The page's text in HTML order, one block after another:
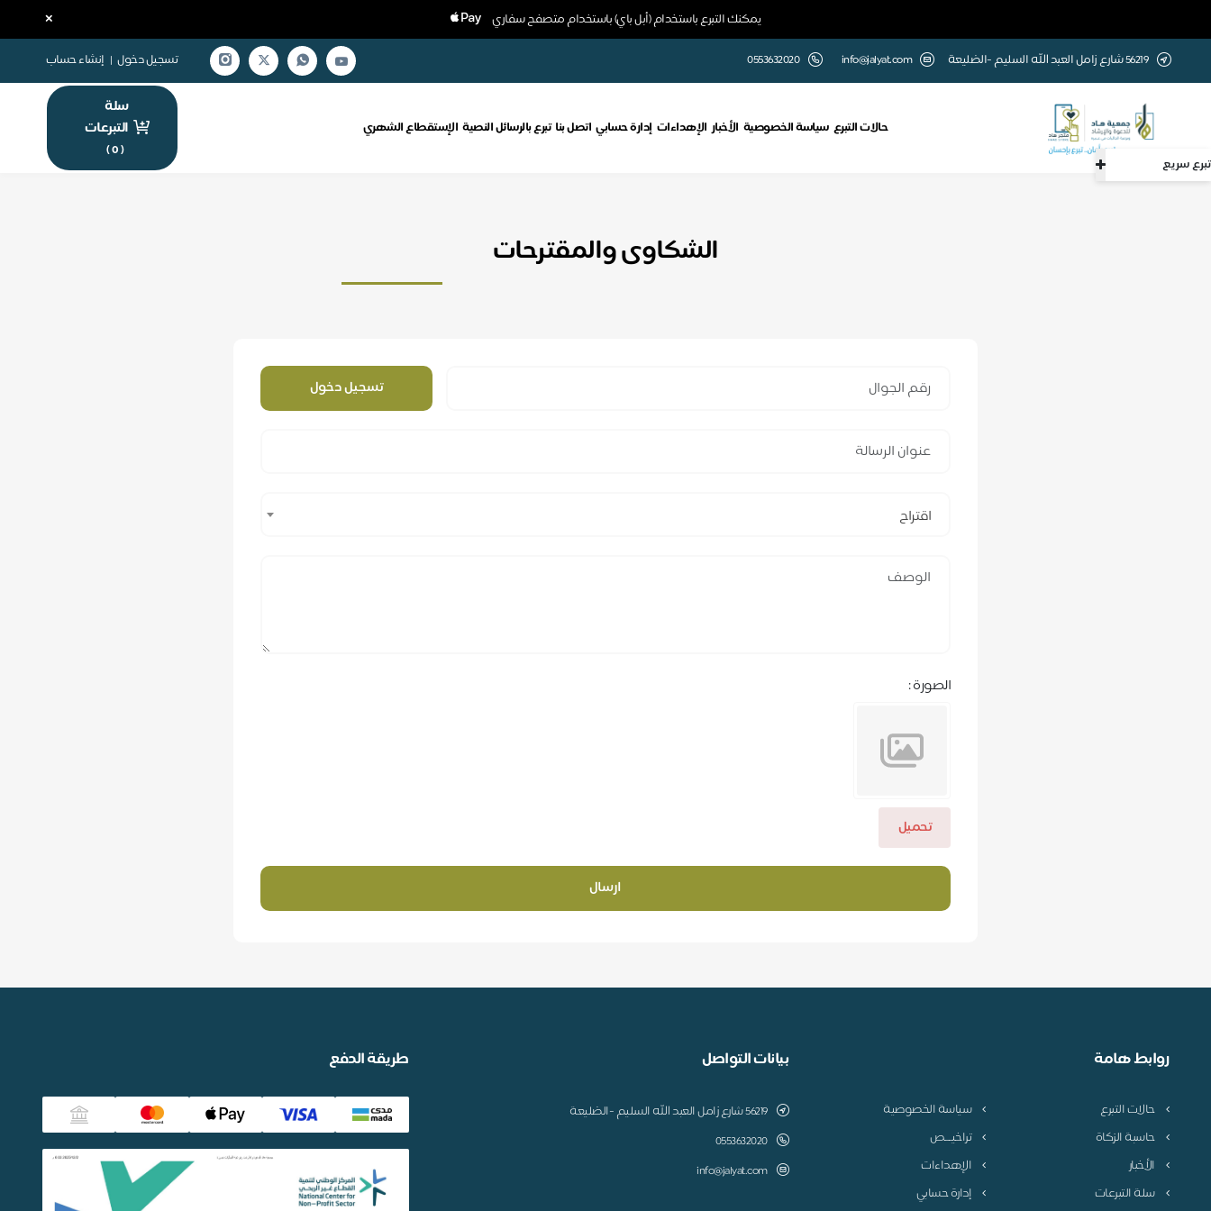
يمكنك التبرع باستخدام (أبل باي) باستخدام متصفح سفاري ×
تبرع سريع
56219 شارع زامل العبد الله السليم -الضليعة info@jalyat.com
0553632020 تسجيل دخول | إنشاء حساب
حالات التبرع سياسة الخصوصية الأخبار الإهداءات إدارة حسابي اتصل بنا تبرع بالرسائل النصية الإستقطاع الشهري
سلة
التبرعات
(
0
)
الشكاوى والمقترحات
تسجيل دخول
اقتراح
الصورة :
تحميل
ارسال
روابط هامة
حالات التبرع
سياسة الخصوصية
حاسبة الزكاة
تراخيـــص
الأخبار
الإهداءات
سلة التبرعات
إدارة حسابي
بيانات التواصل
56219 شارع زامل العبد الله السليم -الضليعة
0553632020
info@jalyat.com
طريقة الدفع